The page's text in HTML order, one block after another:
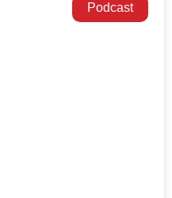
Podcast